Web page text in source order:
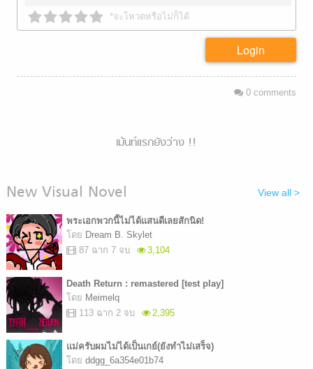
*จะโหวตหรือไม่ก็ได้
Login
0comments
เม้นท์แรกยังว่าง !!
New Visual Novel View all >
พระเอกพวกนี้ไม่ได้แสนดีเลยสักนิด!
โดย Dream B. Skylet
87 ฉาก 7 จบ
3,104
Death Return : remastered [test play]
โดย Meimelq
113 ฉาก 2 จบ
2,395
แม่ครับผมไม่ได้เป็นเกย์(ยังทำไม่เสร็จ)
โดย ddgg_6a354e01b74